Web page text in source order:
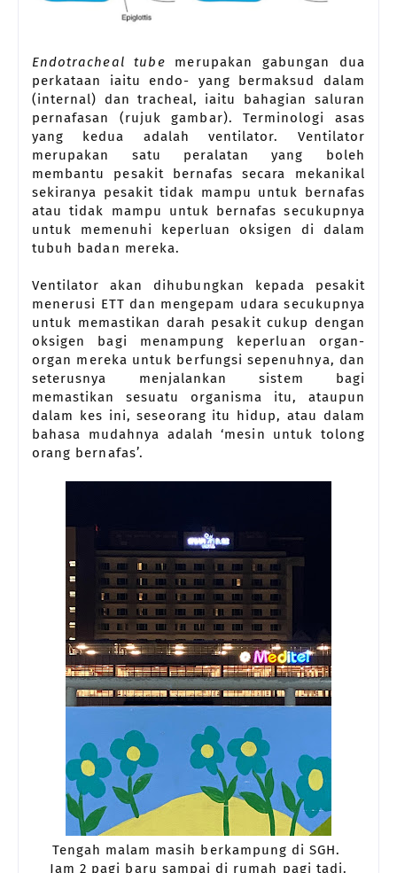
Endotracheal tube merupakan gabungan dua
perkataan iaitu endo- yang bermaksud dalam
(internal) dan tracheal, iaitu bahagian saluran
pernafasan (rujuk gambar). Terminologi asas
yang kedua adalah ventilator. Ventilator
merupakan satu peralatan yang boleh
membantu pesakit bernafas secara mekanikal
sekiranya pesakit tidak mampu untuk bernafas
atau tidak mampu untuk bernafas secukupnya
untuk memenuhi keperluan oksigen di dalam
tubuh badan mereka.
Ventilator akan dihubungkan kepada pesakit
menerusi ETT dan mengepam udara secukupnya
untuk memastikan darah pesakit cukup dengan
oksigen bagi menampung keperluan organ-
organ mereka untuk berfungsi sepenuhnya, dan
seterusnya menjalankan sistem bagi
memastikan sesuatu organisma itu, ataupun
dalam kes ini, seseorang itu hidup, atau dalam
bahasa mudahnya adalah ‘mesin untuk tolong
orang bernafas’.
Tengah malam masih berkampung di SGH.
Jam 2 pagi baru sampai di rumah pagi tadi.